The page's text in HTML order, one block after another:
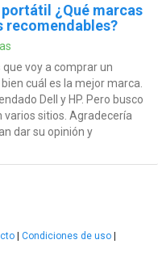
¿Qué marcas
recomendables?
que voy a comprar un
cuál es la mejor marca.
Dell y HP. Pero busco
varios sitios. Agradecería
dar su opinión y
| Condiciones de uso |